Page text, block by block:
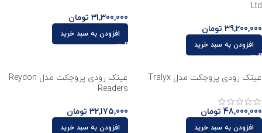
Ltd
39,200,000 تومان
افزودن به سبد خرید
31,300,000 تومان
افزودن به سبد خرید
عینک رودی پروجکت مدل Tralyx
48,000,000 تومان
افزودن به سبد خرید
عینک رودی پروجکت مدل Reydon
Readers
32,175,000 تومان
افزودن به سبد خرید